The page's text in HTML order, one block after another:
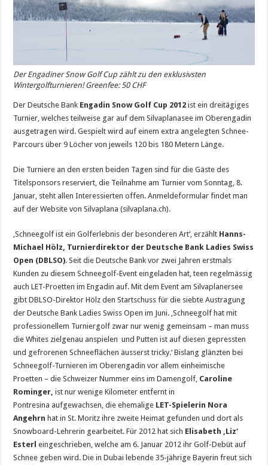
Der Engadiner Snow Golf Cup zählt zu den exklusivsten
Wintergolfturnieren! Greenfee: 50 CHF
Der Deutsche Bank Engadin Snow Golf Cup 2012 ist ein dreitägiges
Turnier, welches teilweise gar auf dem Silvaplanasee im Oberengadin
ausgetragen wird. Gespielt wird auf einem extra angelegten Schnee-
Parcours über 9 Löcher von jeweils 120 bis 180 Metern Länge.
Die Turniere an den ersten beiden Tagen sind für die Gäste des
Titelsponsors reserviert, die Teilnahme am Turnier vom Sonntag, 8.
Januar, steht allen Interessierten offen. Anmeldeformular findet man
auf der Website von Silvaplana (silvaplana.ch).
‚Schneegolf ist ein Golferlebnis der besonderen Art‘, erzählt Hanns-
Michael Hölz, Turnierdirektor der Deutsche Bank Ladies Swiss
Open (DBLSO). Seit die Deutsche Bank vor zwei Jahren erstmals
Kunden zu diesem Schneegolf-Event eingeladen hat, teen regelmässig
auch LET-Proetten im Engadin auf. Mit dem Event am Silvaplanersee
gibt DBLSO-Direktor Hölz den Startschuss für die siebte Austragung
der Deutsche Bank Ladies Swiss Open im Juni. ‚Schneegolf hat mit
professionellem Turniergolf zwar nur wenig gemeinsam – man muss
die Whites zielgenau anspielen und Putten ist auf diesen gepressten
und gefrorenen Schneeflächen äusserst tricky.‘ Bislang glänzten bei
Schneegolf-Turnieren im Oberengadin vor allem einheimische
Proetten – die Schweizer Nummer eins im Damengolf, Caroline
Rominger,ist nur wenige Kilometer entfernt in
Pontresina aufgewachsen, die ehemalige LET-Spielerin Nora
Angehrn hat in St. Moritz ihre zweite Heimat gefunden und dort als
Snowboard-Lehrerin gearbeitet. Für 2012 hat sich Elisabeth ‚Liz‘
Esterleingeschrieben, welche am 6. Januar 2012 ihr Golf-Debüt auf
Schnee geben wird. Die in Dubai lebende 35-jährige Bayerin freut sich